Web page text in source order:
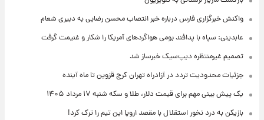
واکنش خبرگزاری فارس درباره خبر انتصاب محسن رضایی به دبیری شعام
عابدینی: سپاه با پدافند بومی هواگردهای آمریکا را شکار و غنیمت گرفت
تصمیم غیرمنتظره دیپ‌سیک خبرساز شد
جزئیات محدودیت تردد در آزادراه تهران کرج قزوین تا ماه آینده
یک پیش ‌بینی مهم برای قیمت دلار، طلا و سکه شنبه ۱۷ مرداد ۱۴۰۵
بازیکن به درد نخور استقلال با مقصد اروپا این تیم را ترک کرد!